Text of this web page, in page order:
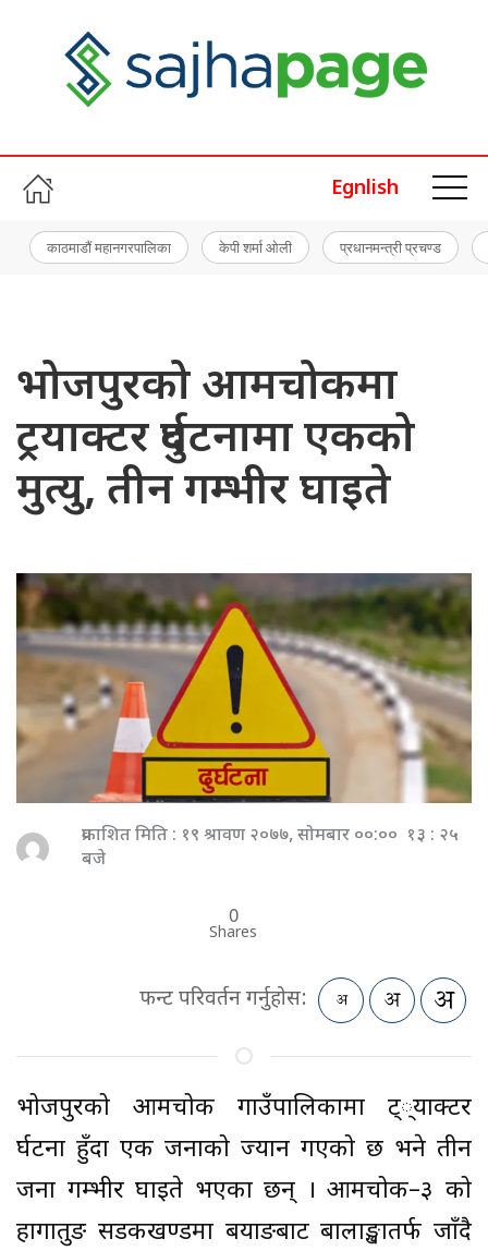
Egnlish
काठमाडौं महानगरपालिका केपी शर्मा ओली प्रधानमन्त्री प्रचण्ड
भोजपुरको आमचोकमा
ट्रयाक्टर दुर्घटनामा एकको
मुत्यु, तीन गम्भीर घाइते
प्रकाशित मिति : १९ श्रावण २०७७, सोमबार ००:०० १३ : २५
बजे
0
Shares
फन्ट परिवर्तन गर्नुहोस:
भोजपुरको आमचोक गाउँपालिकामा ट््याक्टर
दुर्घटना हुँदा एक जनाको ज्यान गएको छ भने तीन
जना गम्भीर घाइते भएका छन् । आमचोक–३ को
हागातुङ सडकखण्डमा बयाङबाट बालाङ्खातर्फ जाँदै